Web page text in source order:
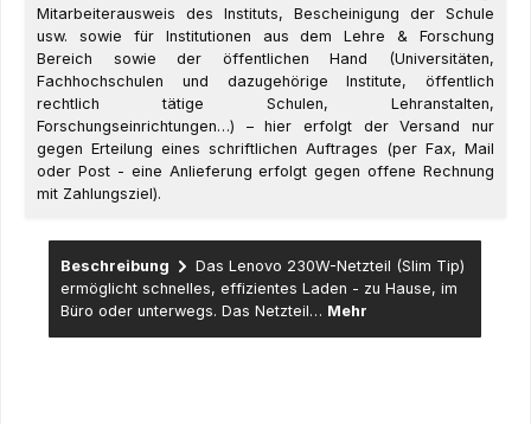
Mitarbeiterausweis des Instituts, Bescheinigung der Schule
usw. sowie für Institutionen aus dem Lehre & Forschung
Bereich sowie der öffentlichen Hand (Universitäten,
Fachhochschulen und dazugehörige Institute, öffentlich
rechtlich tätige Schulen, Lehranstalten,
Forschungseinrichtungen…) – hier erfolgt der Versand nur
gegen Erteilung eines schriftlichen Auftrages (per Fax, Mail
oder Post - eine Anlieferung erfolgt gegen offene Rechnung
mit Zahlungsziel).
Beschreibung
Das Lenovo 230W-Netzteil (Slim Tip)
ermöglicht schnelles, effizientes Laden - zu Hause, im
Büro oder unterwegs. Das Netzteil… Mehr